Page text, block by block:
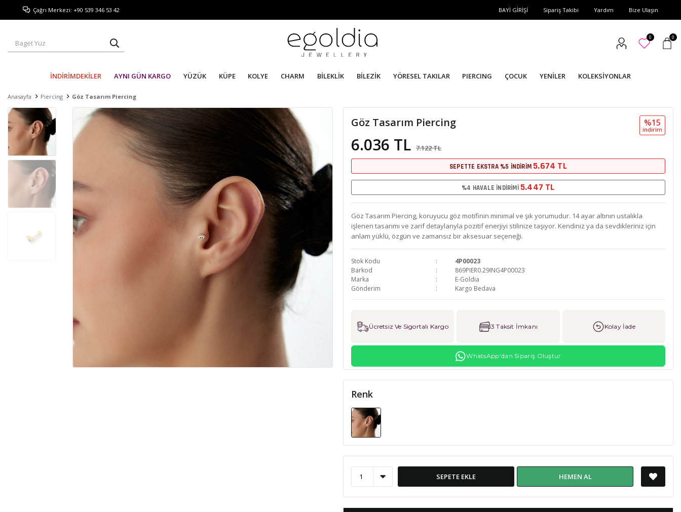
Çağrı Merkezi: +90 539 346 53 42 BAYİ GİRİŞİ Sipariş Takibi Yardım Bize Ulaşın
0 0
İNDİRİMDEKİLER AYNI GÜN KARGO YÜZÜK KÜPE KOLYE CHARM BİLEKLİK BİLEZİK YÖRESEL TAKILAR PIERCING ÇOCUK YENİLER KOLEKSİYONLAR
Anasayfa Piercing Göz Tasarım Piercing
Göz Tasarım Piercing
6.036 TL 7.122 TL
%15
i̇ndi̇ri̇m
SEPETTE EKSTRA %5 İNDİRİM 5.674 TL
%4 HAVALE İNDİRİMİ 5.447 TL
Göz Tasarım Piercing, koruyucu göz motifinin minimal ve şık yorumudur. 14 ayar altının ustalıkla
işlenen tasarımı ve zarif detaylarıyla pozitif enerjiyi stilinize taşıyor. Kendiniz ya da sevdikleriniz için
anlam yüklü, özgün ve zamansız bir aksesuar seçeneği.
Stok Kodu
4P00023
Barkod
869PIER0.29ING4P00023
Marka
E-Goldia
Gönderim
Kargo Bedava
Ücretsiz Ve Sigortalı Kargo 3 Taksit İmkanı Kolay İade
WhatsApp'dan Sipariş Oluştur
Renk
SEPETE EKLE HEMEN AL